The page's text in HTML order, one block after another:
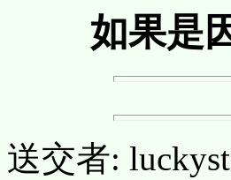
如果是
送交者: